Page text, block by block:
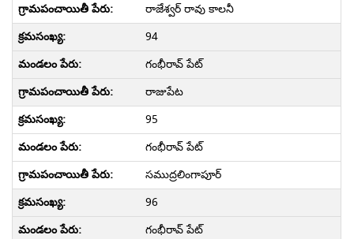
రాజేశ్వర్ రావు కాలనీ
94
గంభీరావ్ పేట్
రాజుపేట
95
గంభీరావ్ పేట్
సముద్రలింగాపూర్
96
గంభీరావ్ పేట్